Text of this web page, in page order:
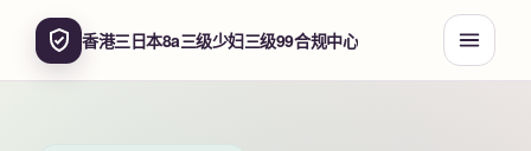
香港三日本8a三级少妇三级99合规中心